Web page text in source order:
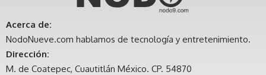
Acerca de:
NodoNueve.com hablamos de tecnología y entretenimiento.
Dirección:
M. de Coatepec, Cuautitlán México. CP. 54870